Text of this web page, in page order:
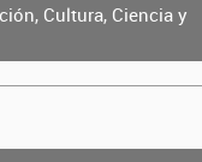
Cultura, Ciencia y